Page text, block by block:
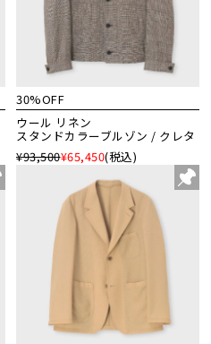
30%OFF
ウール リネン
スタンドカラーブルゾン / クレタ
¥93,500¥65,450(税込)